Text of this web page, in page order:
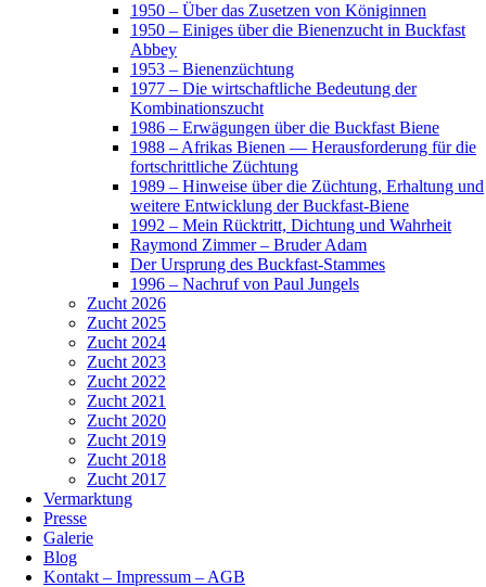
1950 – Über das Zusetzen von Königinnen
1950 – Einiges über die Bienenzucht in Buckfast
Abbey
1953 – Bienenzüchtung
1977 – Die wirtschaftliche Bedeutung der
Kombinationszucht
1986 – Erwägungen über die Buckfast Biene
1988 – Afrikas Bienen — Herausforderung für die
fortschrittliche Züchtung
1989 – Hinweise über die Züchtung, Erhaltung und
weitere Entwicklung der Buckfast-Biene
1992 – Mein Rücktritt, Dichtung und Wahrheit
Raymond Zimmer – Bruder Adam
Der Ursprung des Buckfast-Stammes
1996 – Nachruf von Paul Jungels
Zucht 2026
Zucht 2025
Zucht 2024
Zucht 2023
Zucht 2022
Zucht 2021
Zucht 2020
Zucht 2019
Zucht 2018
Zucht 2017
Vermarktung
Presse
Galerie
Blog
Kontakt – Impressum – AGB